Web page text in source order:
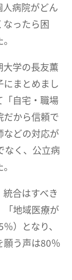
病院がどん
なったら困
大学の長友薫
まとめまし
「自宅・職場
だから信頼で
などの対応が
なく、公立病
合はすべき
「地域医療が
）となり、
願う声は80％